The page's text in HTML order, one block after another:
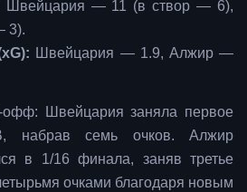
Швейцария — 11 (в створ — 6),
3).
Швейцария — 1.9, Алжир —
офф: Швейцария заняла первое
набрав семь очков. Алжир
в 1/16 финала, заняв третье
очками благодаря новым